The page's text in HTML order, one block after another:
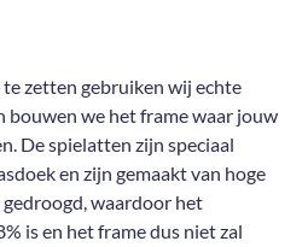
zetten gebruiken wij echte
bouwen we het frame waar jouw
De spielatten zijn speciaal
en zijn gemaakt van hoge
waardoor het
is en het frame dus niet zal